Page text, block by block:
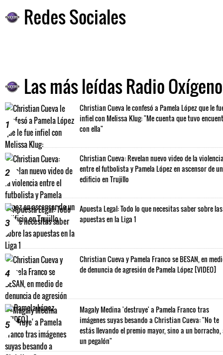
Redes Sociales
Las más leídas Radio Oxígeno
1
Christian Cueva le confesó a Pamela López que le
infiel con Melissa Klug: "Me cuenta que tuvo
con ella"
2
Christian Cueva: Revelan nuevo video de la
entre el futbolista y Pamela López en ascensor de un
edificio en Trujillo
3
Apuesta Legal: Todo lo que necesitas saber sobre las
apuestas en la Liga 1
4
Christian Cueva y Pamela Franco se BESAN, en
de denuncia de agresión de Pamela López [VIDEO]
5
Magaly Medina 'destruye' a Pamela Franco tras
imágenes suyas besando a Christian Cueva: "No te
estás llevando el premio mayor, sino a un borracho,
un pegalón"